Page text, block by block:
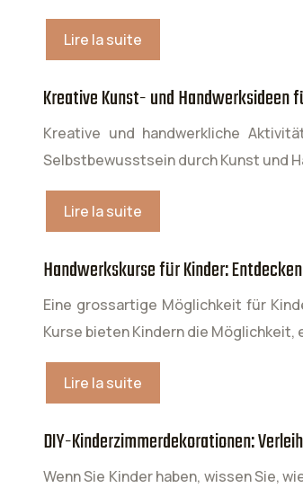
Lire la suite
Kreative Kunst- und Handwerksideen
Kreative und handwerkliche
Selbstbewusstsein durch Kunst und
Lire la suite
Handwerkskurse für Kinder:
Eine grossartige Möglichkeit für
Kurse bieten Kindern die
Lire la suite
DIY-Kinderzimmerdekorationen:
Wenn Sie Kinder haben, wissen Sie,